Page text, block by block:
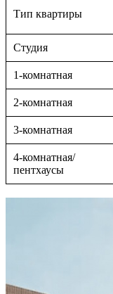
Тип квартиры
Студия
1-комнатная
2-комнатная
3-комнатная
4-комнатная/
пентхаусы